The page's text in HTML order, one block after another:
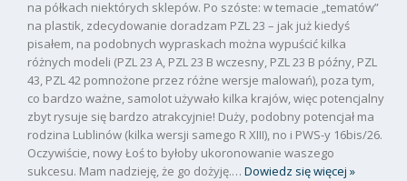
na półkach niektórych sklepów. Po szóste: w temacie „tematów”
na plastik, zdecydowanie doradzam PZL 23 – jak już kiedyś
pisałem, na podobnych wypraskach można wypuścić kilka
różnych modeli (PZL 23 A, PZL 23 B wczesny, PZL 23 B późny, PZL
43, PZL 42 pomnożone przez różne wersje malowań), poza tym,
co bardzo ważne, samolot używało kilka krajów, więc potencjalny
zbyt rysuje się bardzo atrakcyjnie! Duży, podobny potencjał ma
rodzina Lublinów (kilka wersji samego R XIII), no i PWS-y 16bis/26.
Oczywiście, nowy Łoś to byłoby ukoronowanie waszego
sukcesu. Mam nadzieję, że go dożyję.…Dowiedz się więcej »